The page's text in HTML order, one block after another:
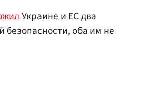
Украине и ЕС два
безопасности, оба им не